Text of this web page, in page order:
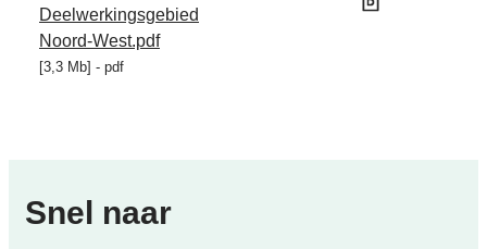
Deelwerkingsgebied
Noord-West.pdf
3,3 Mb pdf
Snel naar